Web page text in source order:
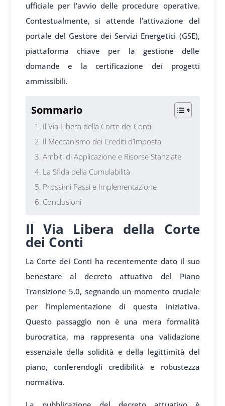
ufficiale per l’avvio delle procedure operative.
Contestualmente, si attende l’attivazione del
portale del Gestore dei Servizi Energetici (GSE),
piattaforma chiave per la gestione delle
domande e la certificazione dei progetti
ammissibili.
Sommario
Il Via Libera della Corte dei Conti
Il Meccanismo dei Crediti d’Imposta
Ambiti di Applicazione e Risorse Stanziate
La Sfida della Cumulabilità
Prossimi Passi e Implementazione
Conclusioni
Il Via Libera della Corte
dei Conti
La Corte dei Conti ha recentemente dato il suo
benestare al decreto attuativo del Piano
Transizione 5.0, segnando un momento cruciale
per l’implementazione di questa iniziativa.
Questo passaggio non è una mera formalità
burocratica, ma rappresenta una validazione
essenziale della solidità e della legittimità del
piano, conferendogli credibilità e robustezza
normativa.